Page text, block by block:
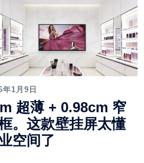
年1月9日
超薄 + 0.98cm 窄
。这款壁挂屏太懂
空间了